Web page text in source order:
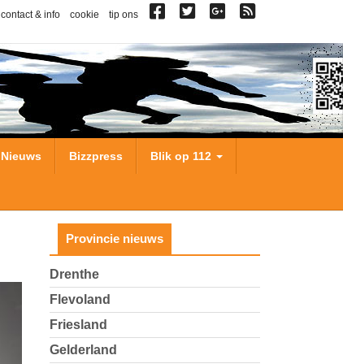
contact & info cookie tip ons
Nieuws Bizzpress Blik op 112
Provincie nieuws
Drenthe
Flevoland
Friesland
Gelderland